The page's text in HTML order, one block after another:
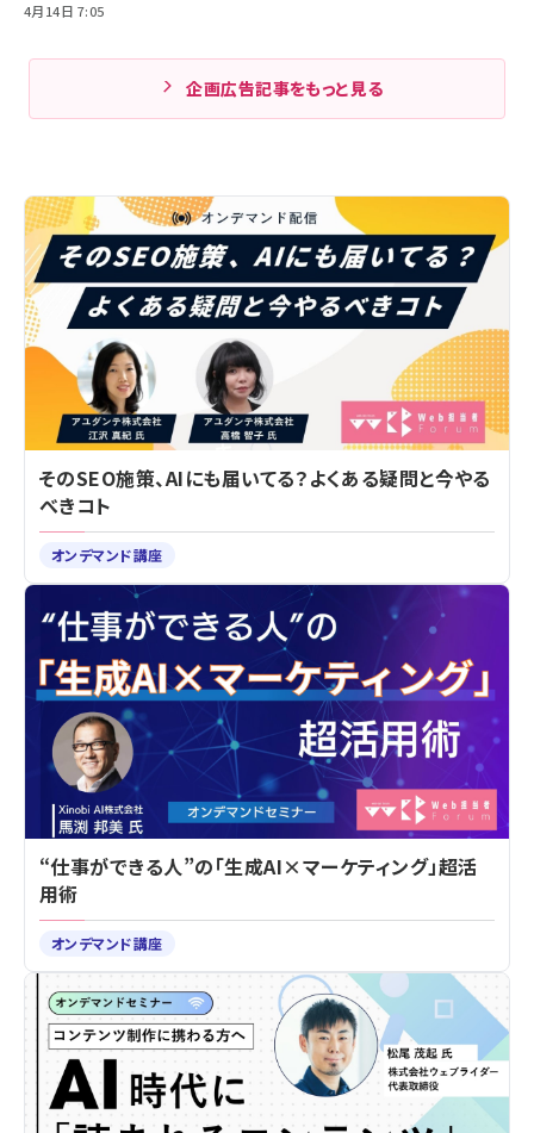
4月14日 7:05
企画広告記事をもっと見る
そのSEO施策、AIにも届いてる？よくある疑問と今やる
べきコト
オンデマンド講座
“仕事ができる人”の「生成AI×マーケティング」超活
用術
オンデマンド講座